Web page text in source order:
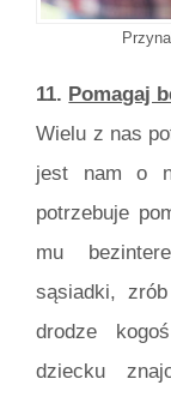
11. Pomagaj
Wielu z nas
jest nam o
potrzebuje
mu
sąsiadki,
drodze
dziecku